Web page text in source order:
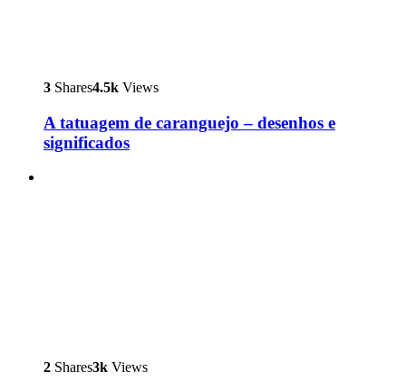
3 Shares4.5k Views
A tatuagem de caranguejo – desenhos e
significados
2 Shares3k Views